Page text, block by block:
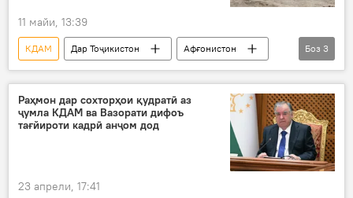
11 майи, 13:39
КДАМ Дар Тоҷикистон
Афғонистон
Муҳоҷират
ихроҷ паноҳандагон
Боз 3
Раҳмон дар сохторҳои қудратӣ аз
ҷумла КДАМ ва Вазорати дифоъ
тағйироти кадрӣ анҷом дод
23 апрели, 17:41